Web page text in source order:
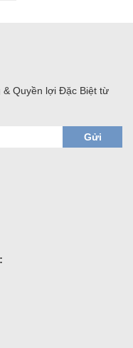
Quyền lợi Đặc Biệt từ
Gửi